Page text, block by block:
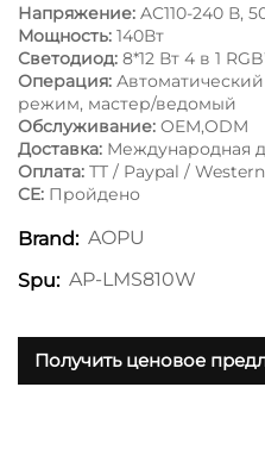
Напряжение: AC110-240 В,
Мощность: 140Вт
Светодиод: 8*12 Вт 4 в 1
Операция:
режим, мастер/ведомый
Обслуживание: OEM,ODM
Доставка: Международная
Оплата: ТТ / Paypal /
CE: Пройдено
Brand: AOPU
Spu: AP-LMS810W
Получить ценовое